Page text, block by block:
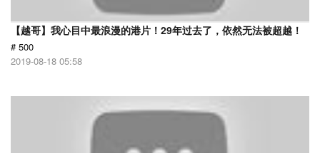
【越哥】我心目中最浪漫的港片！29年过去了，依然无法被超越！
# 500
2019-08-18 05:58